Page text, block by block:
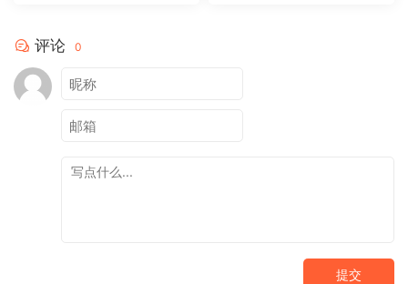
评论 0
提交